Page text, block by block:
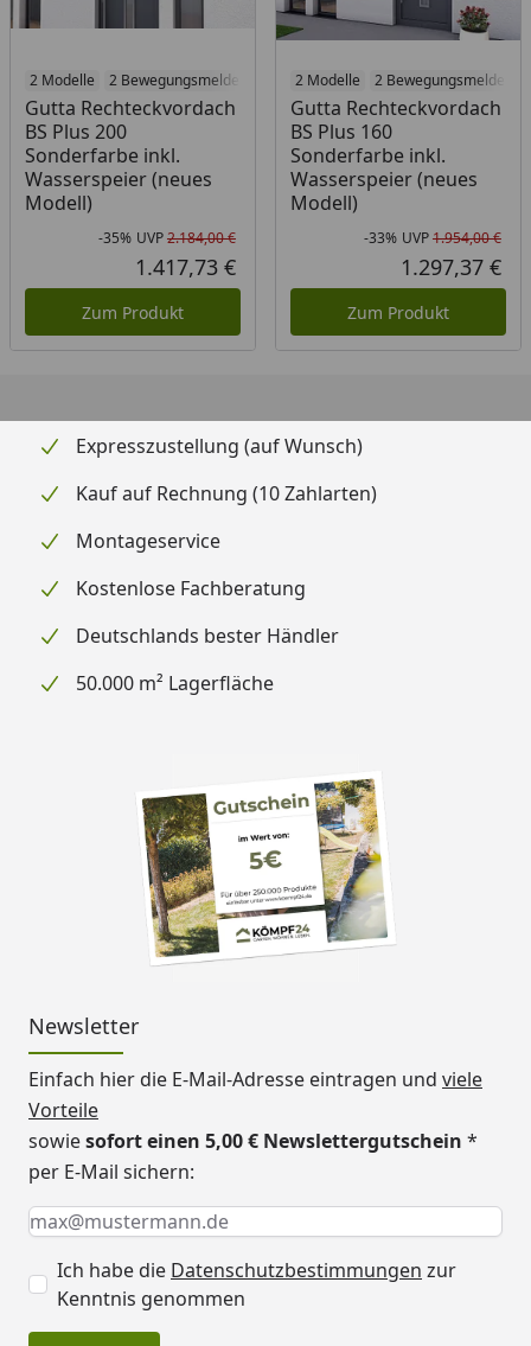
2 Modelle 2 Bewegungsmelder
Gutta Rechteckvordach
BS Plus 200
Sonderfarbe inkl.
Wasserspeier (neues
Modell)
Rabatt in Prozent
-35%
Ursprünglicher Preis
UVP2.184,00 €
Aktueller Preis
1.417,73 €
Zum Produkt
2 Modelle 2 Bewegungsmelder
Gutta Rechteckvordach
BS Plus 160
Sonderfarbe inkl.
Wasserspeier (neues
Modell)
-33% UVP1.954,00 €
1.297,37 €
Zum Produkt
Expresszustellung (auf Wunsch)
Kauf auf Rechnung (10 Zahlarten)
Montageservice
Kostenlose Fachberatung
Deutschlands bester Händler
50.000 m² Lagerfläche
Newsletter
Einfach hier die E-Mail-Adresse eintragen und viele
Vorteile
sowiesofort einen 5,00 € Newslettergutschein *
per E-Mail sichern:
Keine Eingabe erforderlich
Eingabe erforderlich
E-Mail *
Ich habe die Datenschutzbestimmungen zur
Kenntnis genommen